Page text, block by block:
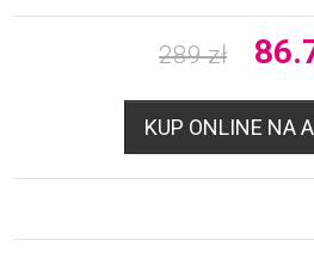
289 zł
KUP ONLINE NA